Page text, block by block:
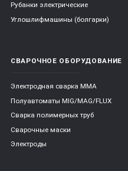
Рубанки электрические
Углошлифмашины (болгарки)
СВАРОЧНОЕ ОБОРУДОВАНИЕ
Электродная сварка ММА
Полуавтоматы MIG/MAG/FLUX
Сварка полимерных труб
Сварочные маски
Электроды